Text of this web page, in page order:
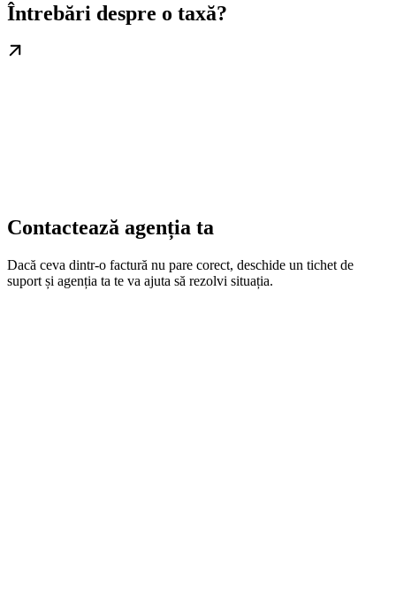
Întrebări despre o taxă?
Contactează agenția ta
Dacă ceva dintr-o factură nu pare corect, deschide un tichet de
suport și agenția ta te va ajuta să rezolvi situația.